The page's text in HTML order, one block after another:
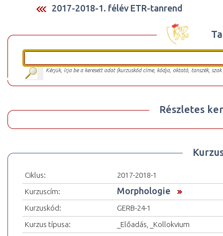
2017-2018-1. félév ETR-tanrend
Kérjük, írja be a keresett adat (kurzuskód címe, kódja, oktató, tanszék,
Részletes
Ciklus:
2017-2018-1
Kurzuscím:
Morphologie
Kurzuskód:
GERB-24-1
Kurzus típusa:
_Előadás, _Kollokvium